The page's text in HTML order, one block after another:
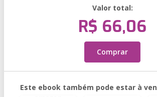
Valor total:
R$ 66,06
Comprar
Este ebook também pode estar à